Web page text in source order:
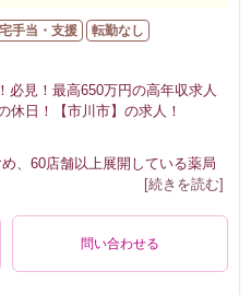
手当・支援
転勤なし
必見！最高650万円の高年収求人
休日！【市川市】の求人！
、60店舗以上展開している薬局
[続きを読む]
問い合わせる